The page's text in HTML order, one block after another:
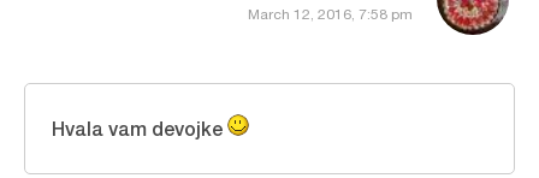
March 12, 2016, 7:58 pm
Hvala vam devojke